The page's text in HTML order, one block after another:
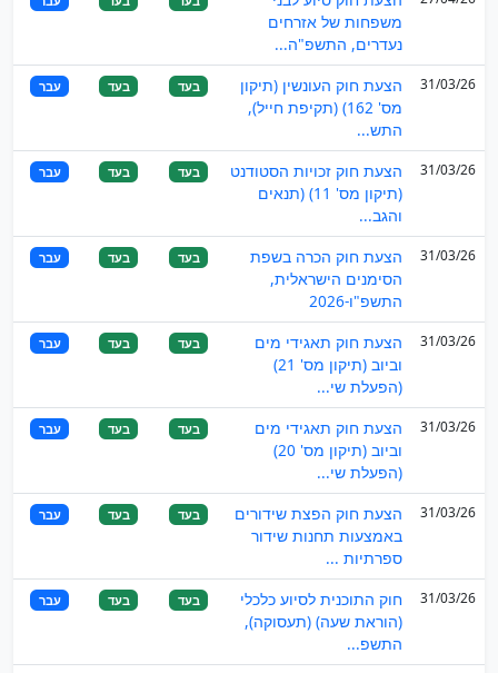
משפחות של אזרחים
נעדרים, התשפ"ה...
31/03/26
הצעת חוק העונשין (תיקון
מס' 162) (תקיפת חייל),
התש...
בעד בעד עבר
31/03/26
הצעת חוק זכויות הסטודנט
(תיקון מס' 11) (תנאים
והגב...
בעד בעד עבר
31/03/26
הצעת חוק הכרה בשפת
הסימנים הישראלית,
התשפ"ו-2026
בעד בעד עבר
31/03/26
הצעת חוק תאגידי מים
וביוב (תיקון מס' 21)
(הפעלת שי...
בעד בעד עבר
31/03/26
הצעת חוק תאגידי מים
וביוב (תיקון מס' 20)
(הפעלת שי...
בעד בעד עבר
31/03/26
הצעת חוק הפצת שידורים
באמצעות תחנות שידור
ספרתיות ...
בעד בעד עבר
31/03/26
חוק התוכנית לסיוע כלכלי
(הוראת שעה) (תעסוקה),
התשפ...
בעד בעד עבר